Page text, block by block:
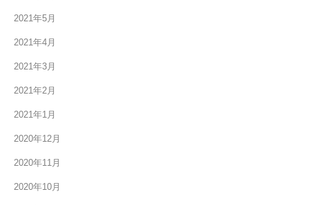
2021年5月
2021年4月
2021年3月
2021年2月
2021年1月
2020年12月
2020年11月
2020年10月